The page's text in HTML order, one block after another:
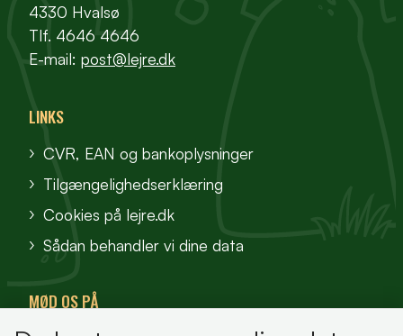
4330 Hvalsø
Tlf. 4646 4646
E-mail: post@lejre.dk
LINKS
CVR, EAN og bankoplysninger
Tilgængelighedserklæring
Cookies på lejre.dk
Sådan behandler vi dine data
MØD OS PÅ